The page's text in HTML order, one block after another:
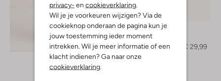
privacy- en cookieverklaring.
Wil je je voorkeuren wijzigen? Via de
cookieknop onderaan de pagina kun je
jouw toestemming ieder moment
intrekken. Wil je meer informatie of een
klacht indienen? Ga naar onze
cookieverklaring.
Ontdek de look
-50%
Z8
€ 59,99
€ 29,99